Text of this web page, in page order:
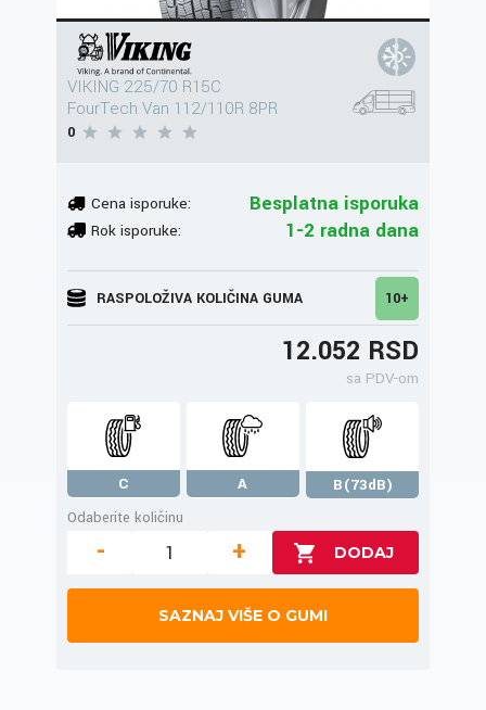
VIKING 225/70 R15C
FourTech Van 112/110R 8PR
0
Cena isporuke: Besplatna isporuka
Rok isporuke: 1-2 radna dana
RASPOLOŽIVA KOLIČINA GUMA 10+
12.052 RSD
sa PDV-om
C A
B(73dB)
Odaberite količinu
- +
SAZNAJ VIŠE O GUMI